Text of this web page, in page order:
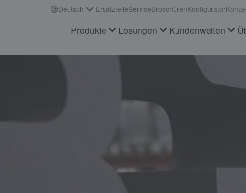
Produkte Lösungen Kundenwelten
Deutsch ErsatzteileServiceBroschürenKonfigurator